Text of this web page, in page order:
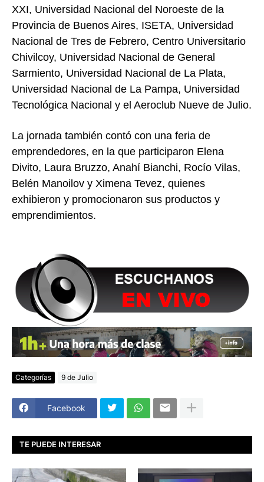
XXI, Universidad Nacional del Noroeste de la
Provincia de Buenos Aires, ISETA, Universidad
Nacional de Tres de Febrero, Centro Universitario
Chivilcoy, Universidad Nacional de General
Sarmiento, Universidad Nacional de La Plata,
Universidad Nacional de La Pampa, Universidad
Tecnológica Nacional y el Aeroclub Nueve de Julio.
La jornada también contó con una feria de
emprendedores, en la que participaron Elena
Divito, Laura Bruzzo, Anahí Bianchi, Rocío Vilas,
Belén Manoilov y Ximena Tevez, quienes
exhibieron y promocionaron sus productos y
emprendimientos.
Categorías 9 de Julio
Facebook
TE PUEDE INTERESAR